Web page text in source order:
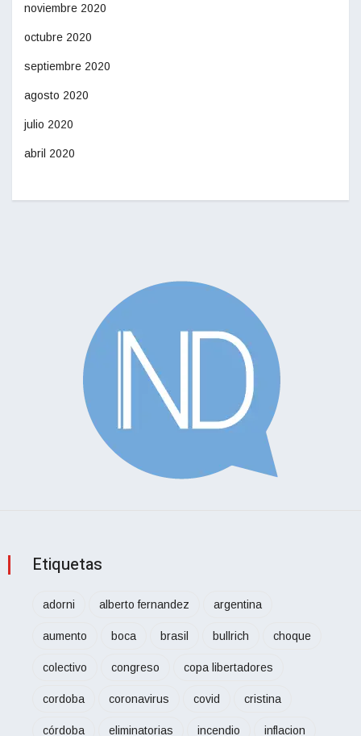
noviembre 2020
octubre 2020
septiembre 2020
agosto 2020
julio 2020
abril 2020
Etiquetas
adorni alberto fernandez argentina
aumento boca brasil bullrich choque
colectivo congreso copa libertadores
cordoba coronavirus covid cristina
córdoba eliminatorias incendio inflacion